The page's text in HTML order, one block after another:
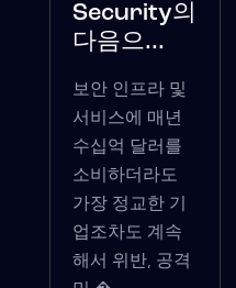
Security의
다음으...
보안 인프라 및
서비스에 매년
수십억 달러를
소비하더라도
가장 정교한 기
업조차도 계속
해서 위반, 공격